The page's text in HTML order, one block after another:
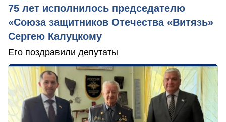
75 лет исполнилось председателю
«Союза защитников Отечества «Витязь»
Сергею Калуцкому
Его поздравили депутаты